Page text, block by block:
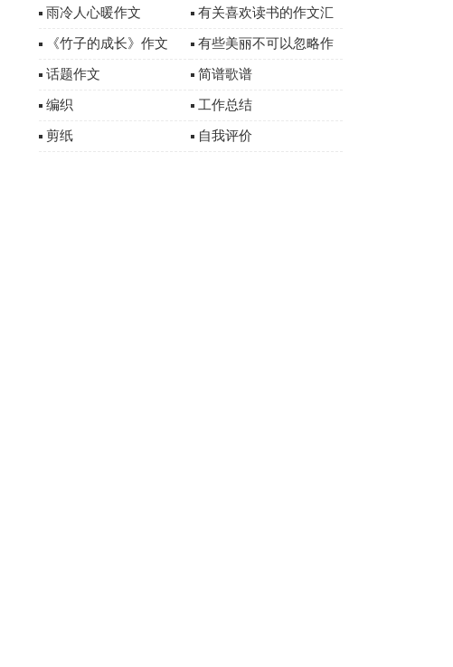
雨冷人心暖作文 有关喜欢读书的作文汇
总九篇
《竹子的成长》作文 有些美丽不可以忽略作
文
话题作文 简谱歌谱
编织 工作总结
剪纸 自我评价